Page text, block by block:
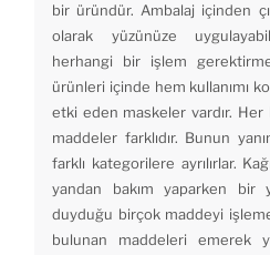
bir üründür. Ambalaj içinden
olarak yüzünüze
herhangi bir işlem
ürünleri içinde hem kullanımı
etki eden maskeler vardır.
maddeler farklıdır. Bunun
farklı kategorilere ayrılırlar.
yandan bakım yaparken bir
duyduğu birçok maddeyi
bulunan maddeleri emerek